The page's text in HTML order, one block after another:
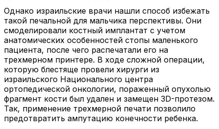
Однако израильские врачи нашли способ избежать
такой печальной для мальчика перспективы. Они
смоделировали костный имплантат с учетом
анатомических особенностей стопы маленького
пациента, после чего распечатали его на
трехмерном принтере. В ходе сложной операции,
которую блестяще провели хирурги из
израильского Национального центра
ортопедической онкологии, пораженный опухолью
фрагмент кости был удален и замещен 3D-протезом.
Так, применение трехмерной печати позволило
предотвратить ампутацию конечности ребенка.